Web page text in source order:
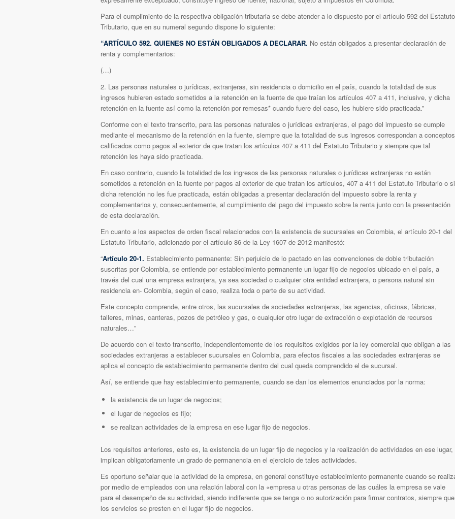
Para el cumplimiento de la respectiva obligación tributaria se debe atender a lo dispuesto por el artículo 592 del Estatuto
Tributario, que en su numeral segundo dispone lo siguiente:
“ARTÍCULO 592. QUIENES NO ESTÁN OBLIGADOS A DECLARAR. No están obligados a presentar declaración de
renta y complementarios:
(…)
2. Las personas naturales o jurídicas, extranjeras, sin residencia o domicilio en el país, cuando la totalidad de sus
ingresos hubieren estado sometidos a la retención en la fuente de que traían los artículos 407 a 411, inclusive, y dicha
retención en la fuente así como la retención por remesas* cuando fuere del caso, les hubiere sido practicada.”
Conforme con el texto transcrito, para las personas naturales o jurídicas extranjeras, el pago del impuesto se cumple
mediante el mecanismo de la retención en la fuente, siempre que la totalidad de sus ingresos correspondan a conceptos
calificados como pagos al exterior de que tratan los artículos 407 a 411 del Estatuto Tributario y siempre que tal
retención les haya sido practicada.
En caso contrario, cuando la totalidad de los ingresos de las personas naturales o jurídicas extranjeras no están
sometidos a retención en la fuente por pagos al exterior de que tratan los artículos, 407 a 411 del Estatuto Tributario o si
dicha retención no les fue practicada, están obligadas a presentar declaración del impuesto sobre la renta y
complementarios y, consecuentemente, al cumplimiento del pago del impuesto sobre la renta junto con la presentación
de esta declaración.
En cuanto a los aspectos de orden fiscal relacionados con la existencia de sucursales en Colombia, el artículo 20-1 del
Estatuto Tributario, adicionado por el artículo 86 de la Ley 1607 de 2012 manifestó:
“Artículo 20-1. Establecimiento permanente: Sin perjuicio de lo pactado en las convenciones de doble tributación
suscritas por Colombia, se entiende por establecimiento permanente un lugar fijo de negocios ubicado en el país, a
través del cual una empresa extranjera, ya sea sociedad o cualquier otra entidad extranjera, o persona natural sin
residencia en- Colombia, según el caso, realiza toda o parte de su actividad.
Este concepto comprende, entre otros, las sucursales de sociedades extranjeras, las agencias, oficinas, fábricas,
talleres, minas, canteras, pozos de petróleo y gas, o cualquier otro lugar de extracción o explotación de recursos
naturales…”
De acuerdo con el texto transcrito, independientemente de los requisitos exigidos por la ley comercial que obligan a las
sociedades extranjeras a establecer sucursales en Colombia, para efectos fiscales a las sociedades extranjeras se
aplica el concepto de establecimiento permanente dentro del cual queda comprendido el de sucursal.
Así, se entiende que hay establecimiento permanente, cuando se dan los elementos enunciados por la norma:
la existencia de un lugar de negocios;
el lugar de negocios es fijo;
se realizan actividades de la empresa en ese lugar fijo de negocios.
Los requisitos anteriores, esto es, la existencia de un lugar fijo de negocios y la realización de actividades en ese lugar,
implican obligatoriamente un grado de permanencia en el ejercicio de tales actividades.
Es oportuno señalar que la actividad de la empresa, en general constituye establecimiento permanente cuando se
por medio de empleados con una relación laboral con la «empresa u otras personas de las cuáles la empresa se vale
para el desempeño de su actividad, siendo indiferente que se tenga o no autorización para firmar contratos, siempre que
los servicios se presten en el lugar fijo de negocios.